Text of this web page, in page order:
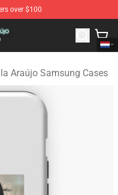
over $100
Camilla Araújo
Araújo Samsung Cases